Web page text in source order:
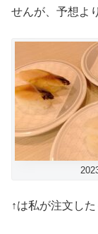
せんが、予想よ
↑は私が注文し